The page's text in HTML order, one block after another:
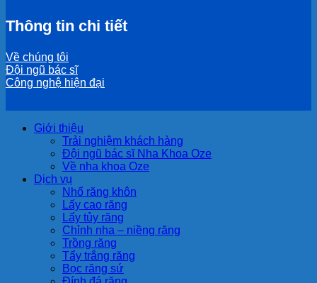
Thông tin chi tiết
Về chúng tôi
Đội ngũ bác sĩ
Công nghệ hiện đại
Giới thiệu
Trải nghiệm khách hàng
Đội ngũ bác sĩ Nha Khoa Oze
Về nha khoa Oze
Dịch vụ
Nhổ răng khôn
Lấy cao răng
Lấy tủy răng
Chỉnh nha – niềng răng
Trồng răng
Tẩy trắng răng
Bọc răng sứ